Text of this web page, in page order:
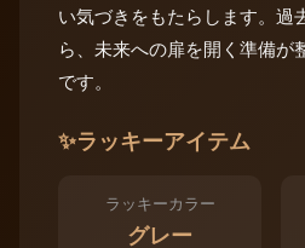
い気づきをもたらします。過
ら、未来への扉を開く準備が
です。
✨ラッキーアイテム
ラッキーカラー
グレー